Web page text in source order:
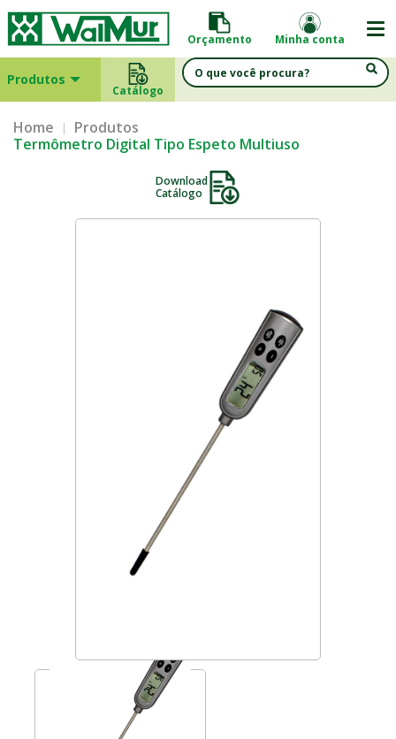
Orçamento Minha conta
Produtos
Catálogo
Home
Produtos
Termômetro Digital Tipo Espeto Multiuso
Download
Catálogo